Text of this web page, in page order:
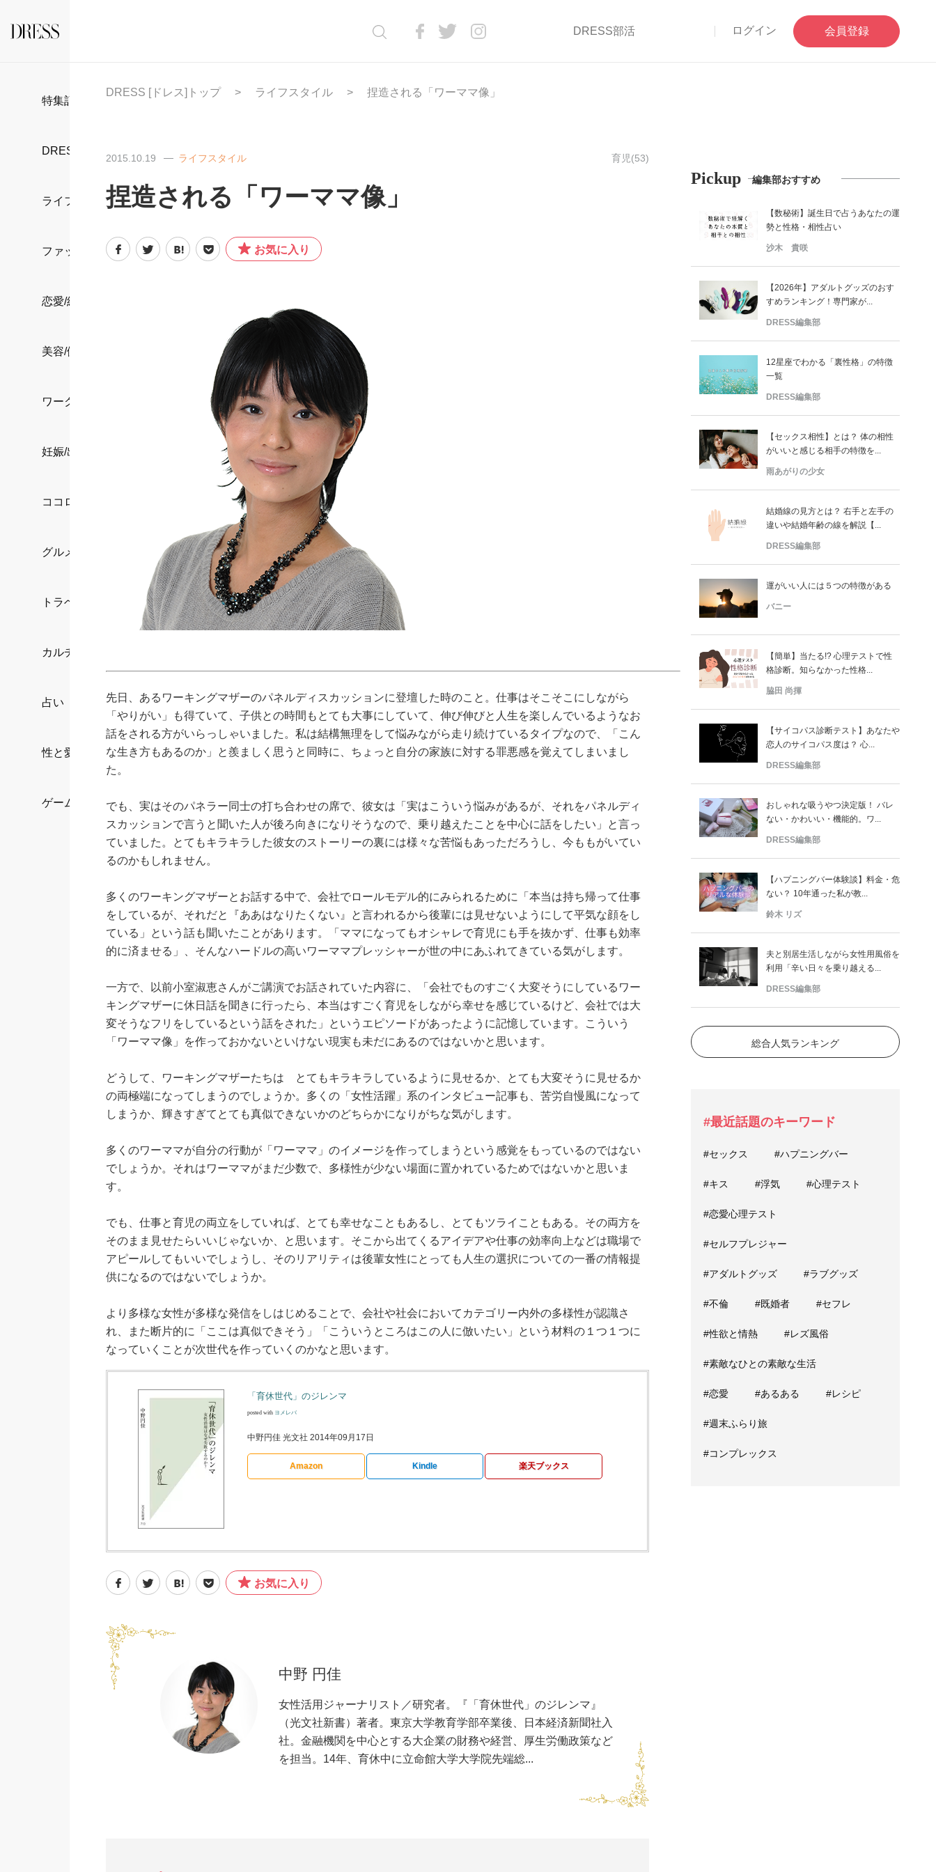
DRESS部活 ログイン 会員登録
特集記事
DRESS部活
ライフスタイル
ファッション
恋愛/結婚/離婚
美容/健康
ワークスタイル
妊娠/出産/家族
ココロ/カラダ
グルメ
トラベル
カルチャー/エンタメ
占い
性と愛
ゲーム
DRESS [ドレス]トップ ライフスタイル 捏造される「ワーママ像」
2015.10.19 ライフスタイル 育児(53)
捏造される「ワーママ像」
お気に入り
先日、あるワーキングマザーのパネルディスカッションに登壇した時のこと。仕事はそこそこにしながら
「やりがい」も得ていて、子供との時間もとても大事にしていて、伸び伸びと人生を楽しんでいるようなお
話をされる方がいらっしゃいました。私は結構無理をして悩みながら走り続けているタイプなので、「こん
な生き方もあるのか」と羨ましく思うと同時に、ちょっと自分の家族に対する罪悪感を覚えてしまいまし
た。
でも、実はそのパネラー同士の打ち合わせの席で、彼女は「実はこういう悩みがあるが、それをパネルディ
スカッションで言うと聞いた人が後ろ向きになりそうなので、乗り越えたことを中心に話をしたい」と言っ
ていました。とてもキラキラした彼女のストーリーの裏には様々な苦悩もあっただろうし、今ももがいてい
るのかもしれません。
多くのワーキングマザーとお話する中で、会社でロールモデル的にみられるために「本当は持ち帰って仕事
をしているが、それだと『ああはなりたくない』と言われるから後輩には見せないようにして平気な顔をし
ている」という話も聞いたことがあります。「ママになってもオシャレで育児にも手を抜かず、仕事も効率
的に済ませる」、そんなハードルの高いワーママプレッシャーが世の中にあふれてきている気がします。
一方で、以前小室淑恵さんがご講演でお話されていた内容に、「会社でものすごく大変そうにしているワー
キングマザーに休日話を聞きに行ったら、本当はすごく育児をしながら幸せを感じているけど、会社では大
変そうなフリをしているという話をされた」というエピソードがあったように記憶しています。こういう
「ワーママ像」を作っておかないといけない現実も未だにあるのではないかと思います。
どうして、ワーキングマザーたちは とてもキラキラしているように見せるか、とても大変そうに見せるか
の両極端になってしまうのでしょうか。多くの「女性活躍」系のインタビュー記事も、苦労自慢風になって
しまうか、輝きすぎてとても真似できないかのどちらかになりがちな気がします。
多くのワーママが自分の行動が「ワーママ」のイメージを作ってしまうという感覚をもっているのではない
でしょうか。それはワーママがまだ少数で、多様性が少ない場面に置かれているためではないかと思いま
す。
でも、仕事と育児の両立をしていれば、とても幸せなこともあるし、とてもツライこともある。その両方を
そのまま見せたらいいじゃないか、と思います。そこから出てくるアイデアや仕事の効率向上などは職場で
アピールしてもいいでしょうし、そのリアリティは後輩女性にとっても人生の選択についての一番の情報提
供になるのではないでしょうか。
より多様な女性が多様な発信をしはじめることで、会社や社会においてカテゴリー内外の多様性が認識さ
れ、また断片的に「ここは真似できそう」「こういうところはこの人に倣いたい」という材料の１つ１つに
なっていくことが次世代を作っていくのかなと思います。
「育休世代」のジレンマ
posted with ヨメレバ
中野円佳 光文社 2014年09月17日
Amazon Kindle 楽天ブックス
お気に入り
中野 円佳
女性活用ジャーナリスト／研究者。『「育休世代」のジレンマ』
（光文社新書）著者。東京大学教育学部卒業後、日本経済新聞社入
社。金融機関を中心とする大企業の財務や経営、厚生労働政策など
を担当。14年、育休中に立命館大学大学院先端総...
Pickup 編集部おすすめ
【数秘術】誕生日で占うあなたの運
勢と性格・相性占い
沙木 貴咲
【2026年】アダルトグッズのおす
すめランキング！専門家が...
DRESS編集部
12星座でわかる「裏性格」の特徴
一覧
DRESS編集部
【セックス相性】とは？ 体の相性
がいいと感じる相手の特徴を...
雨あがりの少女
結婚線の見方とは？ 右手と左手の
違いや結婚年齢の線を解説【...
DRESS編集部
運がいい人には５つの特徴がある
バニー
【簡単】当たる!? 心理テストで性
格診断。知らなかった性格...
脇田 尚揮
【サイコパス診断テスト】あなたや
恋人のサイコパス度は？ 心...
DRESS編集部
おしゃれな吸うやつ決定版！ バレ
ない・かわいい・機能的。ワ...
DRESS編集部
【ハプニングバー体験談】料金・危
ない？ 10年通った私が教...
鈴木 リズ
夫と別居生活しながら女性用風俗を
利用「辛い日々を乗り越える...
DRESS編集部
総合人気ランキング
#最近話題のキーワード
#セックス #ハプニングバー
#キス #浮気 #心理テスト
#恋愛心理テスト
#セルフプレジャー
#アダルトグッズ #ラブグッズ
#不倫 #既婚者 #セフレ
#性欲と情熱 #レズ風俗
#素敵なひとの素敵な生活
#恋愛 #あるある #レシピ
#週末ふらり旅
#コンプレックス